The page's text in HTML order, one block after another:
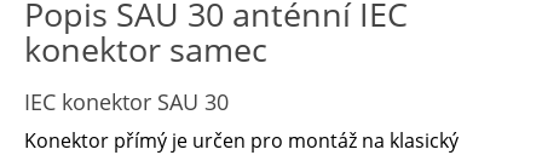
Popis SAU 30 anténní IEC
konektor samec
IEC konektor SAU 30
Konektor přímý je určen pro montáž na klasický